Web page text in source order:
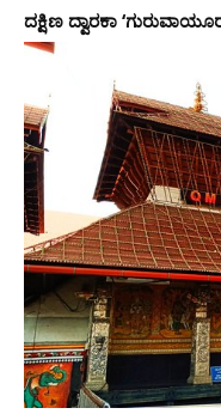
ದಕ್ಷಿಣ ದ್ವಾರಕಾ